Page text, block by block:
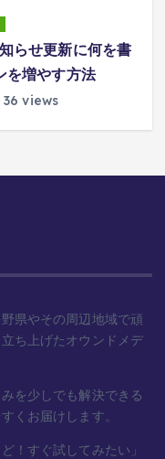
らせ更新に何を書
を増やす方法
36 views
県やその周辺地域で頑
ち上げたオウンドメデ
を少しでも解決できる
くお届けします。
！すぐ試してみたい」